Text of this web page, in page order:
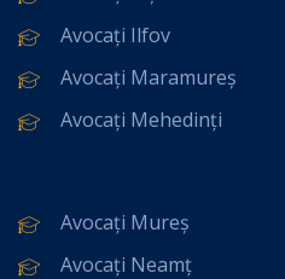
Avocați Ilfov
Avocați Maramureș
Avocați Mehedinți
Avocați Mureș
Avocați Neamț